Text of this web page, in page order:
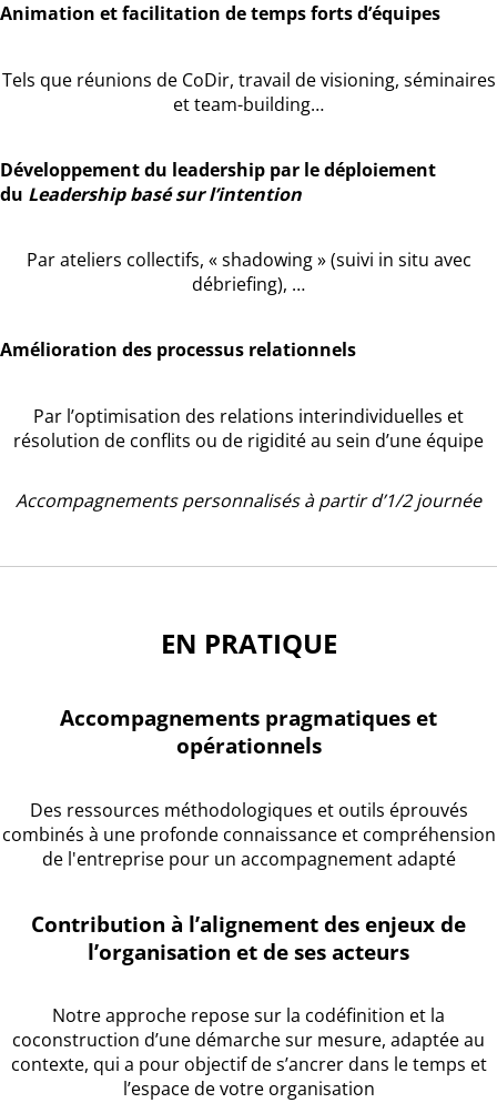
Animation et facilitation de temps forts d’équipes
Tels que réunions de CoDir, travail de visioning, séminaires
et team-building…
Développement du leadership par le déploiement
du Leadership basé sur l’intention
Par ateliers collectifs, « shadowing » (suivi in situ avec
débriefing), …
Amélioration des processus relationnels
Par l’optimisation des relations interindividuelles et
résolution de conflits ou de rigidité au sein d’une équipe
Accompagnements personnalisés à partir d’1/2 journée
EN PRATIQUE
Accompagnements pragmatiques et
opérationnels
Des ressources méthodologiques et outils éprouvés
combinés à une profonde connaissance et compréhension
de l'entreprise pour un accompagnement adapté
Contribution à l’alignement des enjeux de
l’organisation et de ses acteurs
Notre approche repose sur la codéfinition et la
coconstruction d’une démarche sur mesure, adaptée au
contexte, qui a pour objectif de s’ancrer dans le temps et
l’espace de votre organisation